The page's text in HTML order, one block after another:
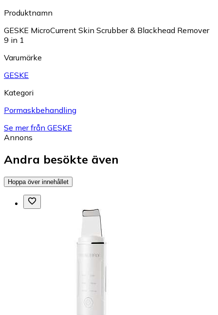
Produktnamn
GESKE MicroCurrent Skin Scrubber & Blackhead Remover
9 in 1
Varumärke
GESKE
Kategori
Pormaskbehandling
Se mer från GESKE
Annons
Andra besökte även
Hoppa över innehållet